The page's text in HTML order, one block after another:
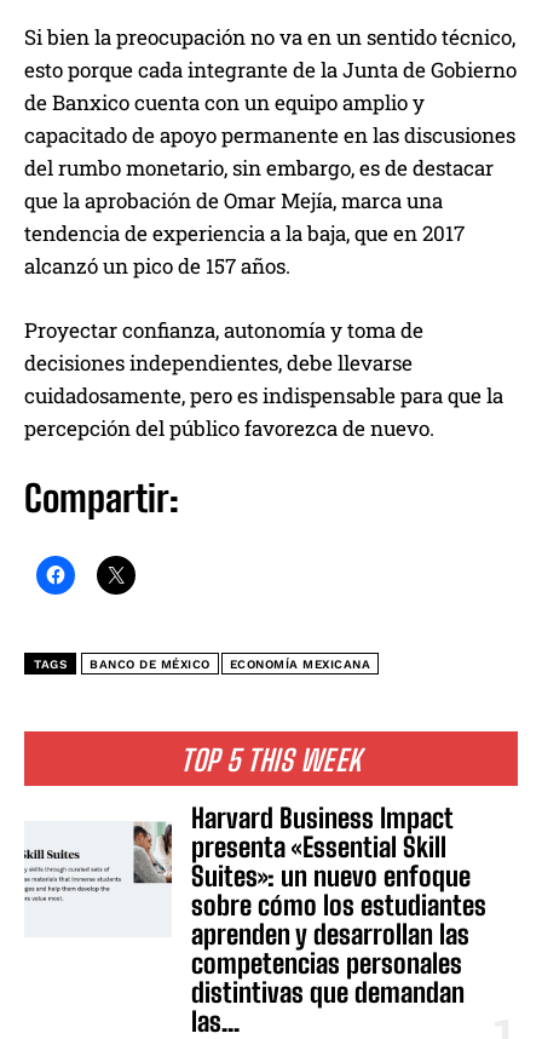
TOP 5 THIS WEEK
Harvard Business Impact
presenta «Essential Skill
Suites»: un nuevo enfoque
sobre cómo los estudiantes
aprenden y desarrollan las
competencias personales
distintivas que demandan
las...
Si bien la preocupación no va en un sentido técnico,
esto porque cada integrante de la Junta de Gobierno
de Banxico cuenta con un equipo amplio y
capacitado de apoyo permanente en las discusiones
del rumbo monetario, sin embargo, es de destacar
que la aprobación de Omar Mejía, marca una
tendencia de experiencia a la baja, que en 2017
alcanzó un pico de 157 años.
Proyectar confianza, autonomía y toma de
decisiones independientes, debe llevarse
cuidadosamente, pero es indispensable para que la
percepción del público favorezca de nuevo.
Compartir:
TAGS BANCO DE MÉXICO ECONOMÍA MEXICANA